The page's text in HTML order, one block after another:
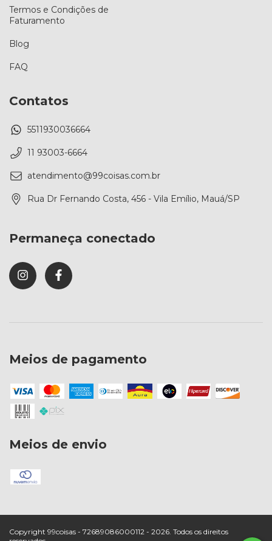
Termos e Condições de
Faturamento
Blog
FAQ
Contatos
5511930036664
11 93003-6664
atendimento@99coisas.com.br
Rua Dr Fernando Costa, 456 - Vila Emílio, Mauá/SP
Permaneça conectado
Meios de pagamento
Meios de envio
Copyright 99coisas - 72689086000112 - 2026. Todos os direitos